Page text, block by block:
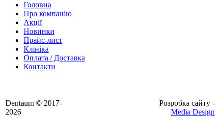
Головна
Про компанію
Акції
Новинки
Прайс-лист
Клініка
Оплата / Доставка
Контакти
Dentaum © 2017-
2026
Розробка сайту -
Media Design